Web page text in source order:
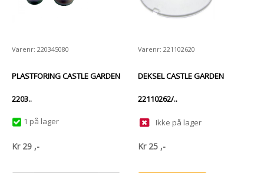
Varenr: 220345080
PLASTFORING CASTLE GARDEN
2203..
1 på lager
Kr 29 ,-
Varenr: 221102620
DEKSEL CASTLE GARDEN
22110262/..
Ikke på lager
Kr 25 ,-